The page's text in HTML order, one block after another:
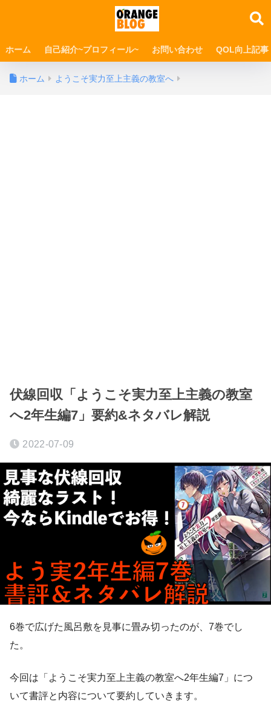
ホーム 自己紹介~プロフィール~ お問い合わせ QOL向上記事
ホーム ようこそ実力至上主義の教室へ
伏線回収「ようこそ実力至上主義の教室
へ2年生編7」要約&ネタバレ解説
2022-07-09
6巻で広げた風呂敷を見事に畳み切ったのが、7巻でし
た。
今回は「ようこそ実力至上主義の教室へ2年生編7」につ
いて書評と内容について要約していきます。